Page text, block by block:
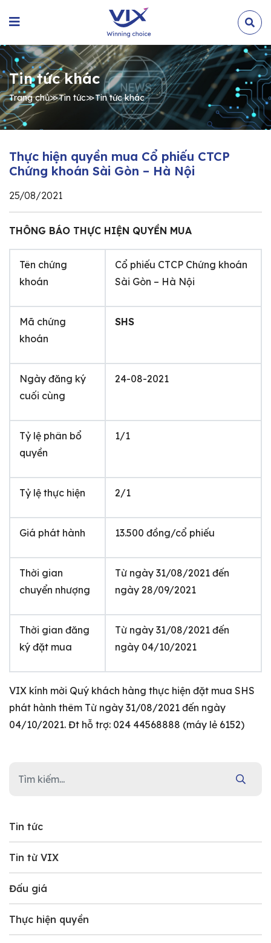
Tin tức khác
Trang chủ≫Tin tức≫Tin tức khác
Tin tức
Tin từ VIX
Đấu giá
Thực hiện quyền
Thực hiện quyền mua Cổ phiếu CTCP
Chứng khoán Sài Gòn – Hà Nội
25/08/2021
THÔNG BÁO THỰC HIỆN QUYỀN MUA
Tên chứng
khoán
Cổ phiếu CTCP Chứng khoán
Sài Gòn – Hà Nội
Mã chứng
khoán
SHS
Ngày đăng ký
cuối cùng
24-08-2021
Tỷ lệ phân bổ
quyền
1/1
Tỷ lệ thực hiện 2/1
Giá phát hành 13.500 đồng/cổ phiếu
Thời gian
chuyển nhượng
Từ ngày 31/08/2021 đến
ngày 28/09/2021
Thời gian đăng
ký đặt mua
Từ ngày 31/08/2021 đến
ngày 04/10/2021
VIX kính mời Quý khách hàng thực hiện đặt mua SHS
phát hành thêm Từ ngày 31/08/2021 đến ngày
04/10/2021. Đt hỗ trợ: 024 44568888 (máy lẻ 6152)